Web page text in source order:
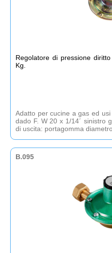
Regolatore di pressione
Kg.
Adatto per cucine a gas ed
dado F. W 20 x 1/14´ sinistro
di uscita: portagomma
B.095